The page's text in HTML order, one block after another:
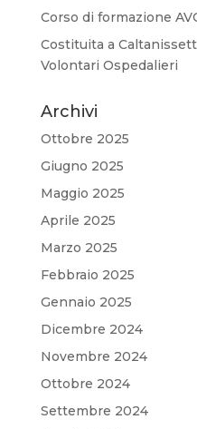
Corso di formazione
Costituita a
Volontari Ospedalieri
Archivi
Ottobre 2025
Giugno 2025
Maggio 2025
Aprile 2025
Marzo 2025
Febbraio 2025
Gennaio 2025
Dicembre 2024
Novembre 2024
Ottobre 2024
Settembre 2024